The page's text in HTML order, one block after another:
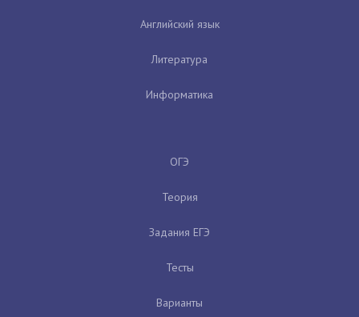
Английский язык
Литература
Информатика
ОГЭ
Теория
Задания ЕГЭ
Тесты
Варианты